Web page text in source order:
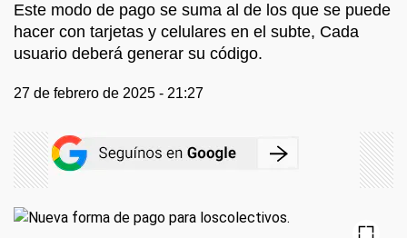
Este modo de pago se suma al de los que se puede
hacer con tarjetas y celulares en el subte, Cada
usuario deberá generar su código.
27 de febrero de 2025 - 21:27